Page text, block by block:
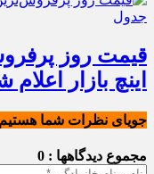
اینچ بازار
جویای نظرات شما هستیم
مجموع دیدگاهها : 0